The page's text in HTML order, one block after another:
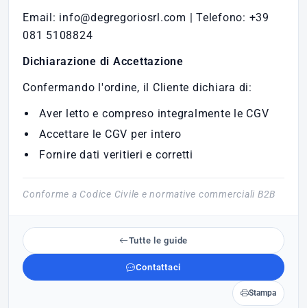
Email: info@degregoriosrl.com | Telefono: +39
081 5108824
Dichiarazione di Accettazione
Confermando l'ordine, il Cliente dichiara di:
Aver letto e compreso integralmente le CGV
Accettare le CGV per intero
Fornire dati veritieri e corretti
Conforme a Codice Civile e normative commerciali B2B
Tutte le guide
Contattaci
Stampa